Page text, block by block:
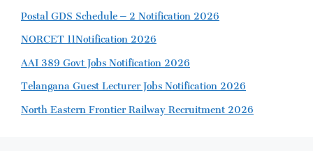
Postal GDS Schedule – 2 Notification 2026
NORCET 11Notification 2026
AAI 389 Govt Jobs Notification 2026
Telangana Guest Lecturer Jobs Notification 2026
North Eastern Frontier Railway Recruitment 2026